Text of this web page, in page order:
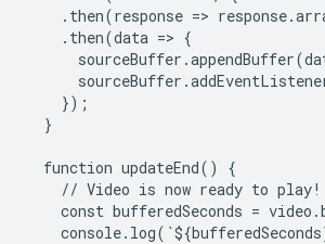
.then(response =>
    .then(data => {
    });
  }
  function updateEnd() {
    // Video is now ready to play!
const bufferedSeconds =